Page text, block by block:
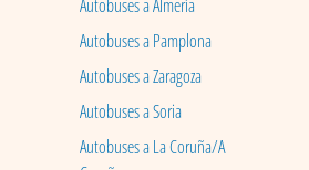
Autobuses a Almería
Autobuses a Pamplona
Autobuses a Zaragoza
Autobuses a Soria
Autobuses a La Coruña/A